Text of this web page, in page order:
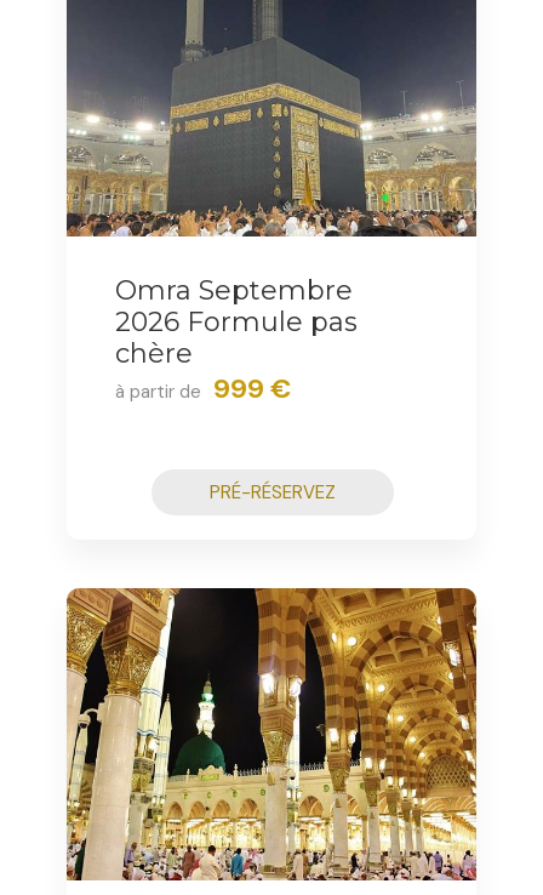
Omra Septembre
2026 Formule pas
chère
à partir de 999 €
PRÉ-RÉSERVEZ